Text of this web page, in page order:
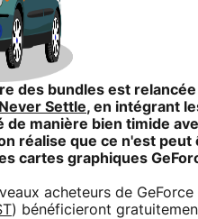
des bundles est
Settle, en intégrant
de manière bien timide
réalise que ce n'est
cartes graphiques
acheteurs de
) bénéficieront